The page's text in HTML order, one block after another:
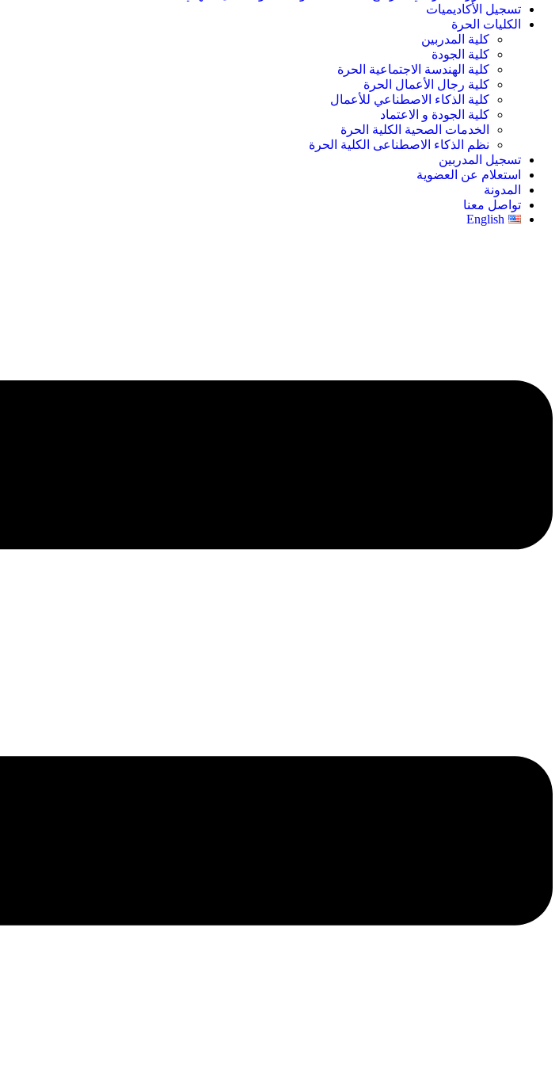
تسجيل الأكاديميات
الكليات الحرة
كلية المدربين
كلية الجودة
كلية الهندسة الاجتماعية الحرة
كلية رجال الأعمال الحرة
كلية الذكاء الاصطناعي للأعمال
كلية الجودة و الاعتماد
الخدمات الصحية الكلية الحرة
نظم الذكاء الاصطناعى الكلية الحرة
تسجيل المدربين
استعلام عن العضوية
المدونة
تواصل معنا
English